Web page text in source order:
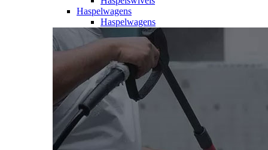
Haspelwagens
Haspelwagens